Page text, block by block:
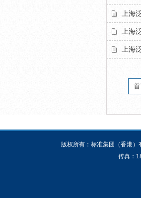
上海
上海
上海
版权所有：标准集团（香港
传真：